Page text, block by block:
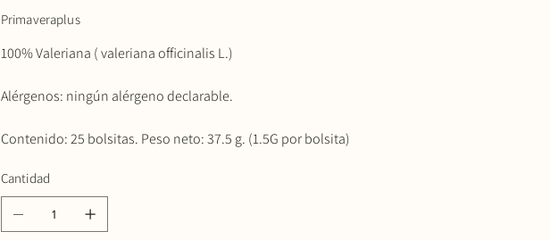
Primaveraplus
100% Valeriana ( valeriana officinalis L.)
Alérgenos: ningún alérgeno declarable.
Contenido: 25 bolsitas. Peso neto: 37.5 g. (1.5G por bolsita)
Cantidad